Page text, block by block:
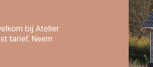
bij Atelier
tarief. Neem